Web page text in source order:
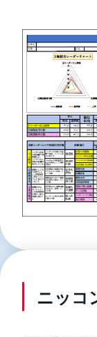
ニッコ